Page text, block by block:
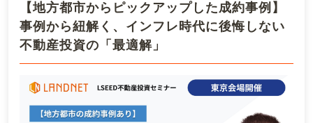
【地方都市からピックアップした成約事例】
事例から紐解く、インフレ時代に後悔しない
不動産投資の「最適解」